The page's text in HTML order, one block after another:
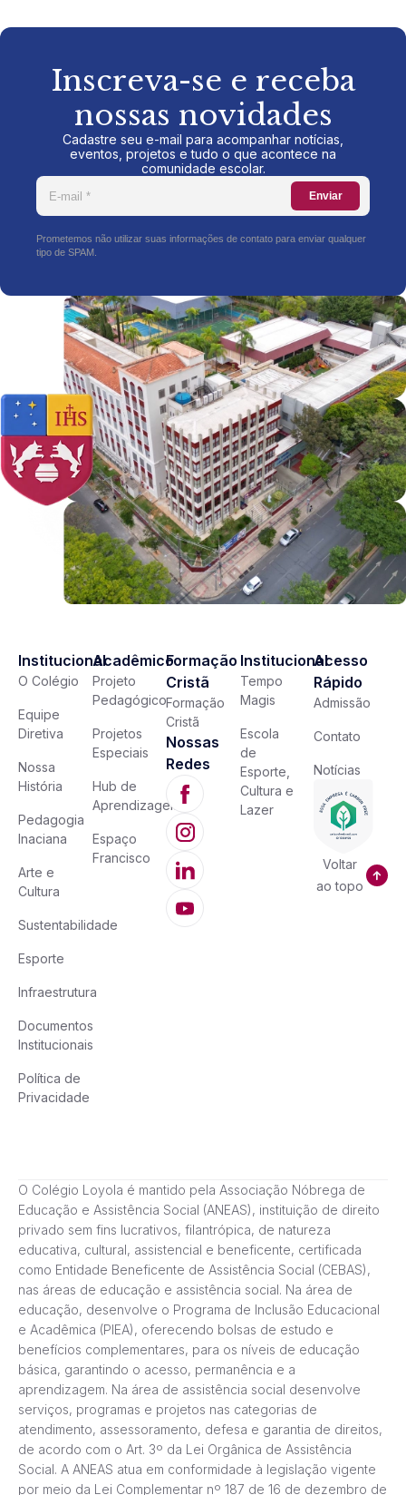
Inscreva-se e receba
nossas novidades
Cadastre seu e-mail para acompanhar notícias,
eventos, projetos e tudo o que acontece na
comunidade escolar.
Enviar
Prometemos não utilizar suas informações de contato para enviar qualquer
tipo de SPAM.
Institucional
O Colégio
Equipe
Diretiva
Nossa
História
Pedagogia
Inaciana
Arte e
Cultura
Sustentabilidade
Esporte
Infraestrutura
Documentos
Institucionais
Política de
Privacidade
Acadêmico
Projeto
Pedagógico
Projetos
Especiais
Hub de
Aprendizagem
Espaço
Francisco
Formação
Cristã
Formação
Cristã
Nossas
Redes
Institucional
Tempo
Magis
Escola
de
Esporte,
Cultura e
Lazer
Acesso
Rápido
Admissão
Contato
Notícias
Voltar
ao topo
O Colégio Loyola é mantido pela Associação Nóbrega de
Educação e Assistência Social (ANEAS), instituição de direito
privado sem fins lucrativos, filantrópica, de natureza
educativa, cultural, assistencial e beneficente, certificada
como Entidade Beneficente de Assistência Social (CEBAS),
nas áreas de educação e assistência social. Na área de
educação, desenvolve o Programa de Inclusão Educacional
e Acadêmica (PIEA), oferecendo bolsas de estudo e
benefícios complementares, para os níveis de educação
básica, garantindo o acesso, permanência e a
aprendizagem. Na área de assistência social desenvolve
serviços, programas e projetos nas categorias de
atendimento, assessoramento, defesa e garantia de direitos,
de acordo com o Art. 3º da Lei Orgânica de Assistência
Social. A ANEAS atua em conformidade à legislação vigente
por meio da Lei Complementar nº 187 de 16 de dezembro de